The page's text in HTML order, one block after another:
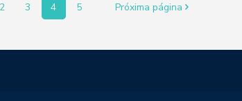
2 3 4 5 Próxima página